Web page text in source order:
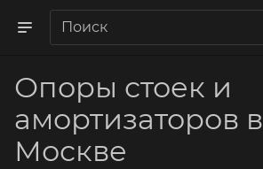
Опоры стоек и
амортизаторов в
Москве